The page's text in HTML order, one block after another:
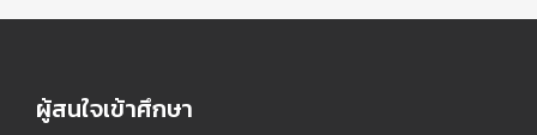
ผู้สนใจเข้าศึกษา